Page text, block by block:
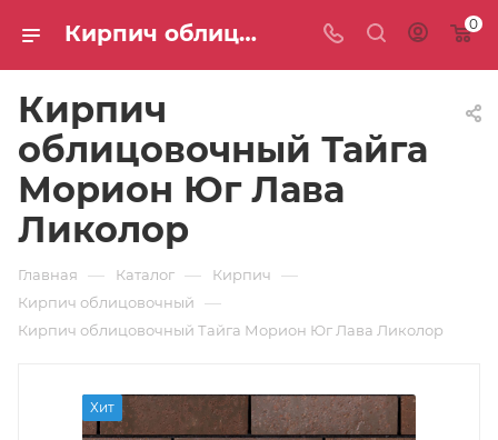
Кирпич облицовочный Тайга Морион Юг Лава Ликолор: цены и доставка — интернет-магазин СТС 0
Кирпич
облицовочный Тайга
Морион Юг Лава
Ликолор
Главная — Каталог — Кирпич —
Кирпич облицовочный —
Кирпич облицовочный Тайга Морион Юг Лава Ликолор
Хит